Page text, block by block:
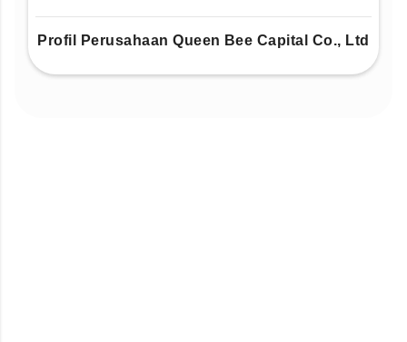
Profil Perusahaan Queen Bee Capital Co., Ltd